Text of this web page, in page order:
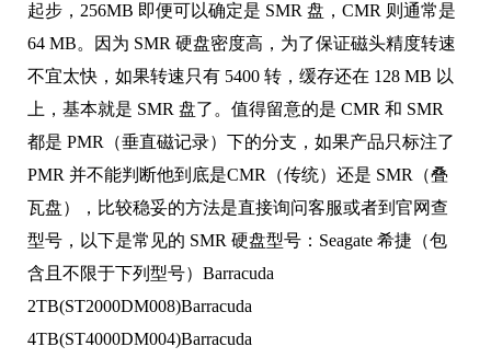
起步，256MB 即便可以确定是 SMR 盘，CMR 则通常是
64 MB。因为 SMR 硬盘密度高，为了保证磁头精度转速
不宜太快，如果转速只有 5400 转，缓存还在 128 MB 以
上，基本就是 SMR 盘了。值得留意的是 CMR 和 SMR
都是 PMR（垂直磁记录）下的分支，如果产品只标注了
PMR 并不能判断他到底是CMR（传统）还是 SMR（叠
瓦盘），比较稳妥的方法是直接询问客服或者到官网查
型号，以下是常见的 SMR 硬盘型号：Seagate 希捷（包
含且不限于下列型号）Barracuda
2TB(ST2000DM008)Barracuda
4TB(ST4000DM004)Barracuda